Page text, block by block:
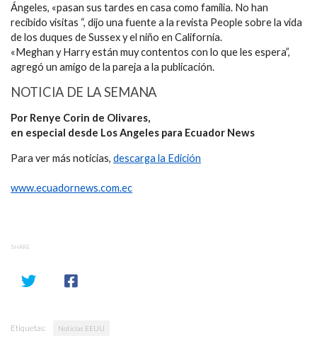
Ángeles, «pasan sus tardes en casa como familia. No han
recibido visitas “, dijo una fuente a la revista People sobre la vida
de los duques de Sussex y el niño en California.
«Meghan y Harry están muy contentos con lo que les espera”,
agregó un amigo de la pareja a la publicación.
NOTICIA DE LA SEMANA
Por Renye Corin de Olivares,
en especial desde Los Angeles para Ecuador News
Para ver más noticias, descarga la Edición
www.ecuadornews.com.ec
SHARE
Etiquetas: Noticias EEUU